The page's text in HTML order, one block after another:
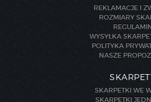
REKLAMACJE I
ROZMIARY
WYSYŁKA
POLITYKA
NASZE
SKARPETKI WE
SKARPETKI